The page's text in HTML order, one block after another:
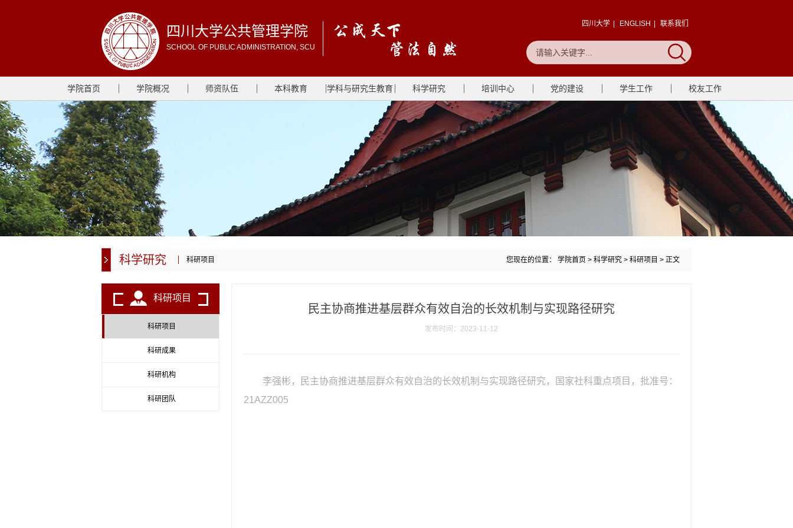
四川大学公共管理学院
SCHOOL OF PUBLIC ADMINISTRATION, SCU
四川大学 ENGLISH 联系我们
学院首页 学院概况 师资队伍 本科教育 学科与研究生教育 科学研究 培训中心 党的建设 学生工作 校友工作
科学研究 科研项目 您现在的位置： 学院首页 > 科学研究 > 科研项目 > 正文
科研项目
科研项目
科研成果
科研机构
科研团队
民主协商推进基层群众有效自治的长效机制与实现路径研究
发布时间：2023-11-12
李强彬，民主协商推进基层群众有效自治的长效机制与实现路径研究，国家社科重点项目，批准号：
21AZZ005